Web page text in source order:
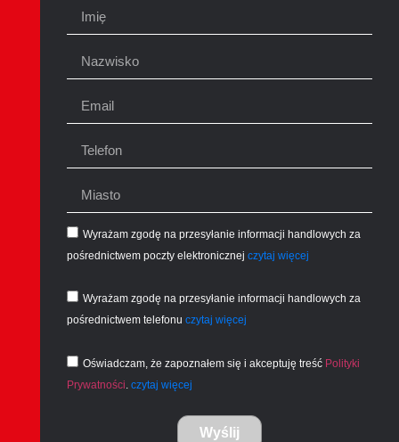
Wyrażam zgodę na przesyłanie informacji handlowych za
pośrednictwem poczty elektronicznej czytaj więcej
Wyrażam zgodę na przesyłanie informacji handlowych za
pośrednictwem telefonu czytaj więcej
Oświadczam, że zapoznałem się i akceptuję treść Polityki
Prywatności czytaj więcej
Wyślij